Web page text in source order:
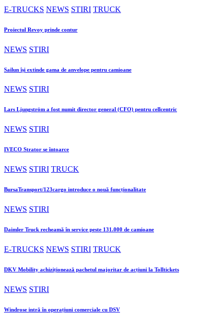
E-TRUCKS NEWS STIRI TRUCK
Proiectul Revoy prinde contur
NEWS STIRI
Sailun își extinde gama de anvelope pentru camioane
NEWS STIRI
Lars Ljungström a fost numit director general (CFO) pentru cellcentric
NEWS STIRI
IVECO Strator se întoarce
NEWS STIRI TRUCK
BursaTransport/123cargo introduce o nouă funcționalitate
NEWS STIRI
Daimler Truck recheamă în service peste 131.000 de camioane
E-TRUCKS NEWS STIRI TRUCK
DKV Mobility achiziționează pachetul majoritar de acțiuni la Tolltickets
NEWS STIRI
Windrose intră în operațiuni comerciale cu DSV